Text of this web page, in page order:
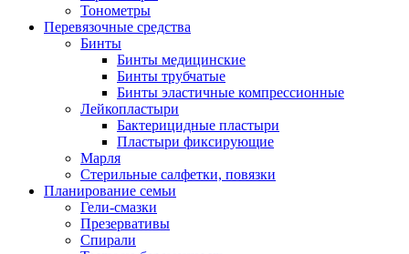
Тонометры
Перевязочные средства
Бинты
Бинты медицинские
Бинты трубчатые
Бинты эластичные компрессионные
Лейкопластыри
Бактерицидные пластыри
Пластыри фиксирующие
Марля
Стерильные салфетки, повязки
Планирование семьи
Гели-смазки
Презервативы
Спирали